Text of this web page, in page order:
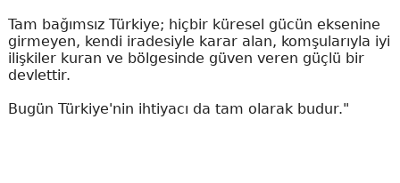
Tam bağımsız Türkiye; hiçbir küresel gücün eksenine
girmeyen, kendi iradesiyle karar alan, komşularıyla iyi
ilişkiler kuran ve bölgesinde güven veren güçlü bir
devlettir.
Bugün Türkiye'nin ihtiyacı da tam olarak budur."